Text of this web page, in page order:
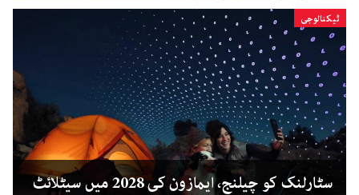
ٹیکنالوجی
سٹارلنک کو چیلنج، ایمازون کی 2028 میں سیٹلائٹ